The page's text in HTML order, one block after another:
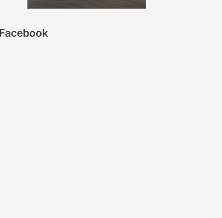
Facebook